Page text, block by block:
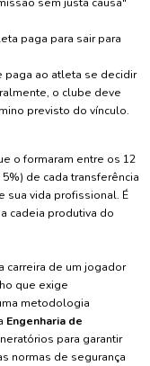
sem justa causa"
paga para sair para
paga ao atleta se decidir
o clube deve
previsto do vínculo.
o formaram entre os 12
de cada transferência
sua vida profissional. É
cadeia produtiva do
carreira de um jogador
que exige
metodologia
Engenharia de
para garantir
normas de segurança